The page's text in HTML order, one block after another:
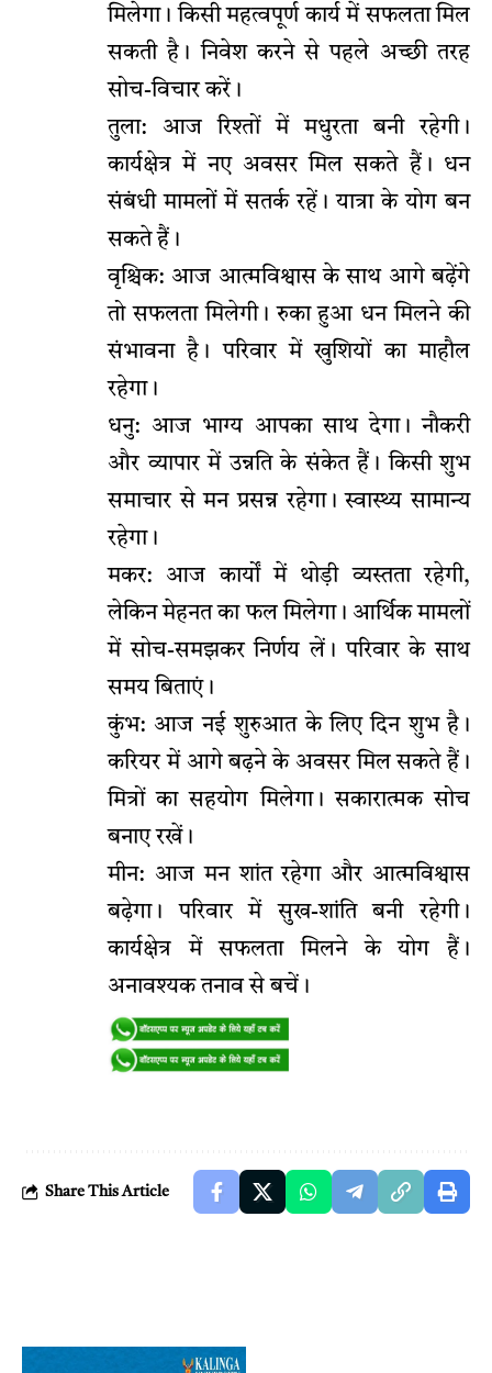
मिलेगा। किसी महत्वपूर्ण कार्य में सफलता मिल
सकती है। निवेश करने से पहले अच्छी तरह
सोच-विचार करें।
तुला: आज रिश्तों में मधुरता बनी रहेगी।
कार्यक्षेत्र में नए अवसर मिल सकते हैं। धन
संबंधी मामलों में सतर्क रहें। यात्रा के योग बन
सकते हैं।
वृश्चिक: आज आत्मविश्वास के साथ आगे बढ़ेंगे
तो सफलता मिलेगी। रुका हुआ धन मिलने की
संभावना है। परिवार में खुशियों का माहौल
रहेगा।
धनु: आज भाग्य आपका साथ देगा। नौकरी
और व्यापार में उन्नति के संकेत हैं। किसी शुभ
समाचार से मन प्रसन्न रहेगा। स्वास्थ्य सामान्य
रहेगा।
मकर: आज कार्यों में थोड़ी व्यस्तता रहेगी,
लेकिन मेहनत का फल मिलेगा। आर्थिक मामलों
में सोच-समझकर निर्णय लें। परिवार के साथ
समय बिताएं।
कुंभ: आज नई शुरुआत के लिए दिन शुभ है।
करियर में आगे बढ़ने के अवसर मिल सकते हैं।
मित्रों का सहयोग मिलेगा। सकारात्मक सोच
बनाए रखें।
मीन: आज मन शांत रहेगा और आत्मविश्वास
बढ़ेगा। परिवार में सुख-शांति बनी रहेगी।
कार्यक्षेत्र में सफलता मिलने के योग हैं।
अनावश्यक तनाव से बचें।
Share This Article